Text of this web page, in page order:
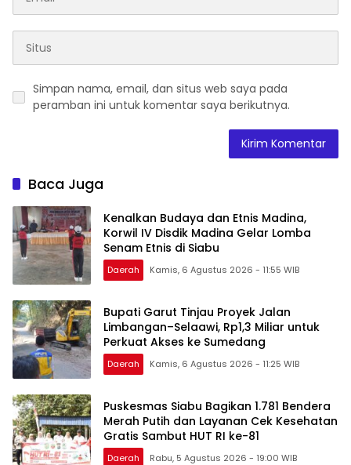
Simpan nama, email, dan situs web saya pada
peramban ini untuk komentar saya berikutnya.
Baca Juga
Kenalkan Budaya dan Etnis Madina,
Korwil IV Disdik Madina Gelar Lomba
Senam Etnis di Siabu
Daerah Kamis, 6 Agustus 2026 - 11:55 WIB
Bupati Garut Tinjau Proyek Jalan
Limbangan–Selaawi, Rp1,3 Miliar untuk
Perkuat Akses ke Sumedang
Daerah Kamis, 6 Agustus 2026 - 11:25 WIB
Puskesmas Siabu Bagikan 1.781 Bendera
Merah Putih dan Layanan Cek Kesehatan
Gratis Sambut HUT RI ke-81
Daerah Rabu, 5 Agustus 2026 - 19:00 WIB